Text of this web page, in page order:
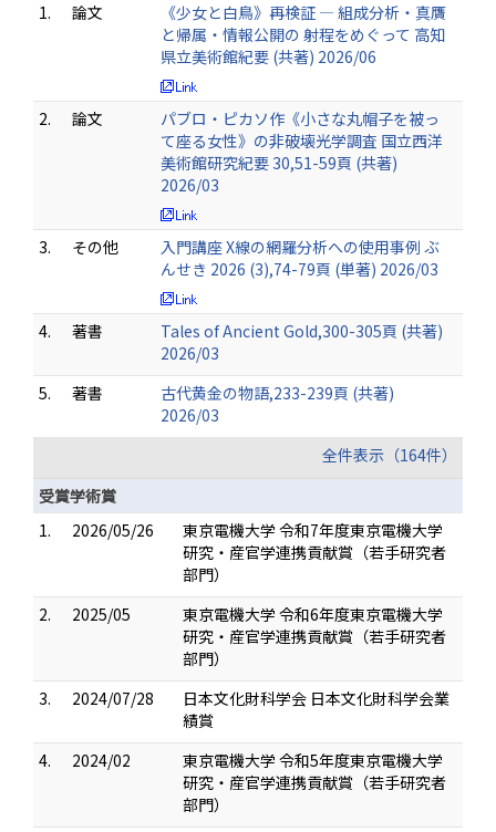
1.
論文
《少女と白鳥》再検証 — 組成分析・真贋
と帰属・情報公開の 射程をめぐって 高知
県立美術館紀要 (共著) 2026/06
2. 論文
パブロ・ピカソ作《小さな丸帽子を被っ
て座る女性》の非破壊光学調査 国立西洋
美術館研究紀要 30,51-59頁 (共著)
2026/03
3. その他
入門講座 X線の網羅分析への使用事例 ぶ
んせき 2026 (3),74-79頁 (単著) 2026/03
4. 著書
Tales of Ancient Gold,300-305頁 (共著)
2026/03
5.
著書
古代黄金の物語,233-239頁 (共著)
2026/03
全件表示（164件）
受賞学術賞
1.
2026/05/26
東京電機大学 令和7年度東京電機大学
研究・産官学連携貢献賞（若手研究者
部門）
2.
2025/05
東京電機大学 令和6年度東京電機大学
研究・産官学連携貢献賞（若手研究者
部門）
3.
2024/07/28
日本文化財科学会 日本文化財科学会業
績賞
4.
2024/02
東京電機大学 令和5年度東京電機大学
研究・産官学連携貢献賞（若手研究者
部門）